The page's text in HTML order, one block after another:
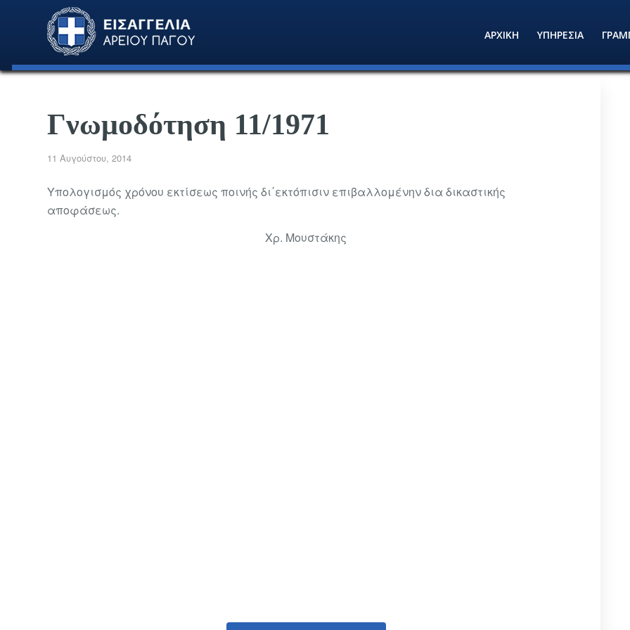
ΑΡΧΙΚΗ ΥΠΗΡΕΣΙΑ
Γνωμοδότηση 11/1971
11 Αυγούστου, 2014
Υπολογισμός χρόνου εκτίσεως ποινής δι΄εκτόπισιν επιβαλλομένην δια δικαστικής
αποφάσεως.
Χρ. Μουστάκης